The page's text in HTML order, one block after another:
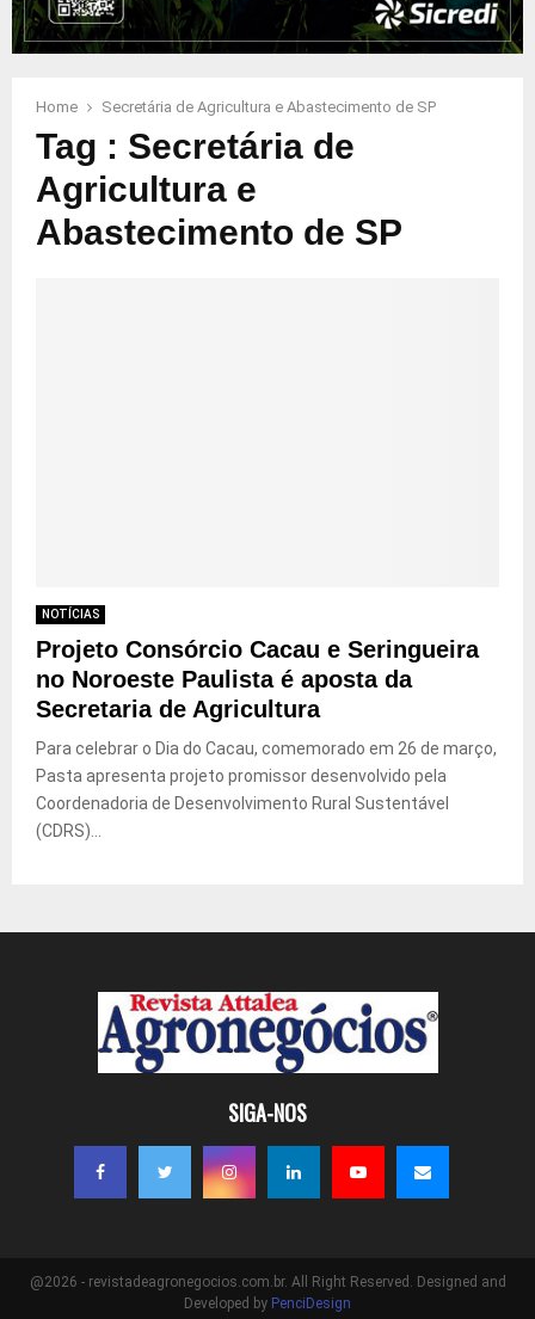
Home Secretária de Agricultura e Abastecimento de SP
Tag : Secretária de
Agricultura e
Abastecimento de SP
NOTÍCIAS
Projeto Consórcio Cacau e Seringueira
no Noroeste Paulista é aposta da
Secretaria de Agricultura
Para celebrar o Dia do Cacau, comemorado em 26 de março,
Pasta apresenta projeto promissor desenvolvido pela
Coordenadoria de Desenvolvimento Rural Sustentável
(CDRS)...
SIGA-NOS
@2026 - revistadeagronegocios.com.br. All Right Reserved. Designed and
Developed by PenciDesign